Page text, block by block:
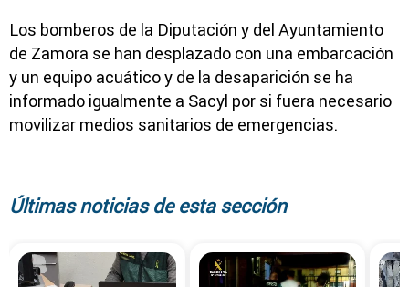
Los bomberos de la Diputación y del Ayuntamiento
de Zamora se han desplazado con una embarcación
y un equipo acuático y de la desaparición se ha
informado igualmente a Sacyl por si fuera necesario
movilizar medios sanitarios de emergencias.
Últimas noticias de esta sección